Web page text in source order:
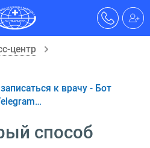
центр
к врачу - Бот
способ